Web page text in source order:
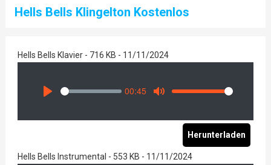
Hells Bells Klingelton Kostenlos
Hells Bells Klavier - 716 KB - 11/11/2024
Seek
00:45
Volume
Herunterladen
Hells Bells Instrumental - 553 KB - 11/11/2024